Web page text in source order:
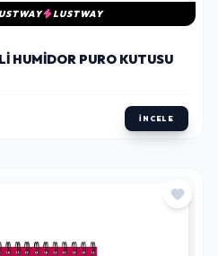
LUSTWAY
HUMIDOR PURO KUTUSU
İNCELE